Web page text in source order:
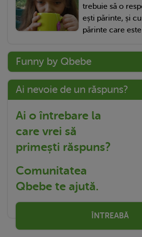
trebuie să o
ești părinte, și
părinte care
Funny by Qbebe
Ai nevoie de un răspuns?
Ai o întrebare la
care vrei să
primești răspuns?
Comunitatea
Qbebe te ajută.
ÎNTREABĂ